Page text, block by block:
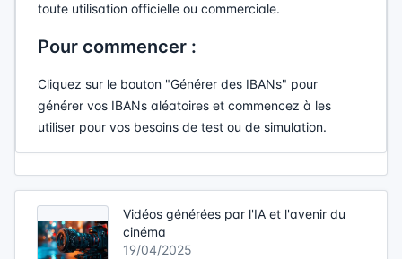
toute utilisation officielle ou commerciale.
Pour commencer :
Cliquez sur le bouton "Générer des IBANs" pour
générer vos IBANs aléatoires et commencez à les
utiliser pour vos besoins de test ou de simulation.
Vidéos générées par l'IA et l'avenir du
cinéma
19/04/2025